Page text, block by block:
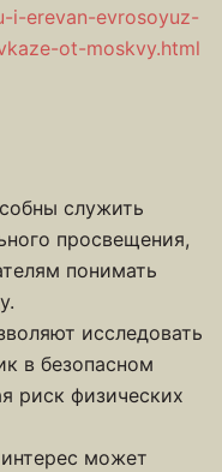
i-erevan-evrosoyuz-
ot-moskvy.html
служить
просвещения,
понимать
исследовать
в безопасном
риск физических
может